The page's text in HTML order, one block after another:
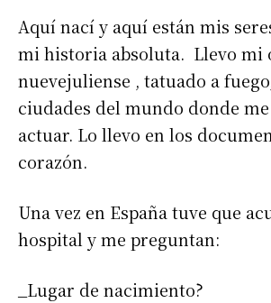
Aquí nací y aquí están mis
mi historia absoluta. Llevo mi
nuevejuliense , tatuado a
ciudades del mundo donde
actuar. Lo llevo en los
corazón.
Una vez en España tuve que
hospital y me preguntan:
_Lugar de nacimiento?